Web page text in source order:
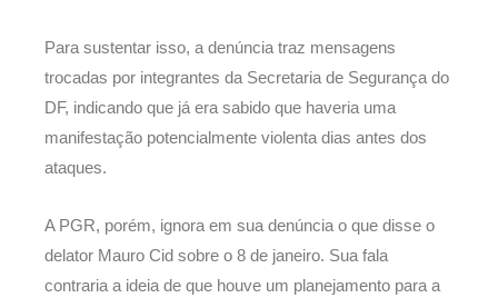
Para sustentar isso, a denúncia traz mensagens
trocadas por integrantes da Secretaria de Segurança do
DF, indicando que já era sabido que haveria uma
manifestação potencialmente violenta dias antes dos
ataques.
A PGR, porém, ignora em sua denúncia o que disse o
delator Mauro Cid sobre o 8 de janeiro. Sua fala
contraria a ideia de que houve um planejamento para a